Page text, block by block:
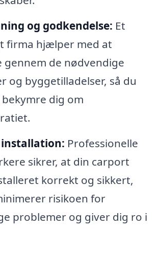
og godkendelse: Et
firma hjælper med at
gennem de nødvendige
og byggetilladelser, så du
bekymre dig om
Professionelle
sikrer, at din carport
korrekt og sikkert,
risikoen for
problemer og giver dig ro i